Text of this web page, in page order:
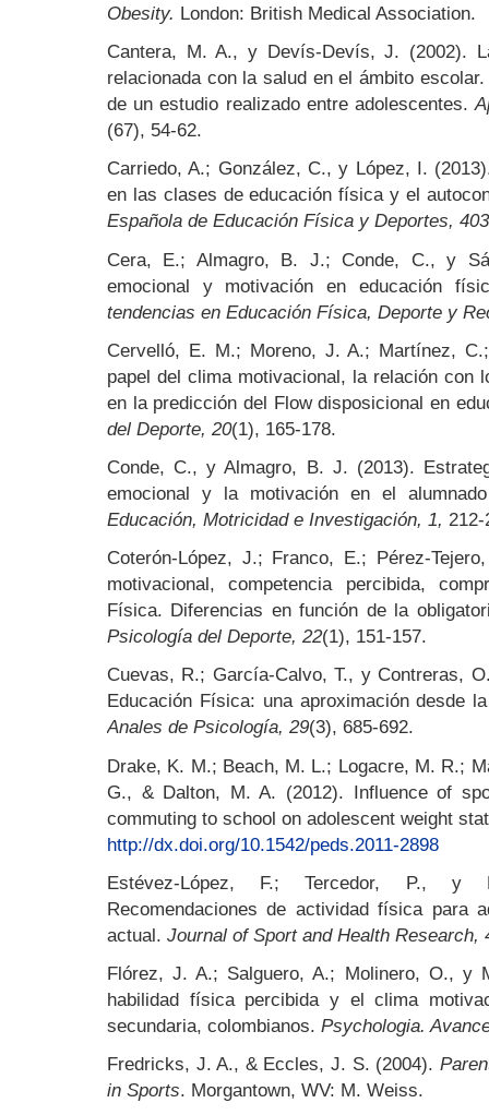
Obesity. London: British Medical Association.
Cantera, M. A., y Devís-Devís, J. (2002).
relacionada con la salud en el ámbito
de un estudio realizado entre adolescentes.
(67), 54-62.
Carriedo, A.; González, C., y López, I.
en las clases de educación física y el
Española de Educación Física y Deportes, 403
Cera, E.; Almagro, B. J.; Conde, C., y
emocional y motivación en educación
tendencias en Educación Física, Deporte y
Cervelló, E. M.; Moreno, J. A.; Martínez,
papel del clima motivacional, la relación con
en la predicción del Flow disposicional en
del Deporte, 20(1), 165-178.
Conde, C., y Almagro, B. J. (2013).
emocional y la motivación en el
Educación, Motricidad e Investigación, 1, 212-
Coterón-López, J.; Franco, E.; Pérez-
motivacional, competencia percibida,
Física. Diferencias en función de la
Psicología del Deporte, 22(1), 151-157.
Cuevas, R.; García-Calvo, T., y Contreras,
Educación Física: una aproximación desde
Anales de Psicología, 29(3), 685-692.
Drake, K. M.; Beach, M. L.; Logacre, M. R.;
G., & Dalton, M. A. (2012). Influence of
commuting to school on adolescent weight
http://dx.doi.org/10.1542/peds.2011-2898
Estévez-López, F.; Tercedor, P., y
Recomendaciones de actividad física para
actual. Journal of Sport and Health Research,
Flórez, J. A.; Salguero, A.; Molinero, O., y
habilidad física percibida y el clima
secundaria, colombianos. Psychologia.
Fredricks, J. A., & Eccles, J. S. (2004).
in Sports. Morgantown, WV: M. Weiss.